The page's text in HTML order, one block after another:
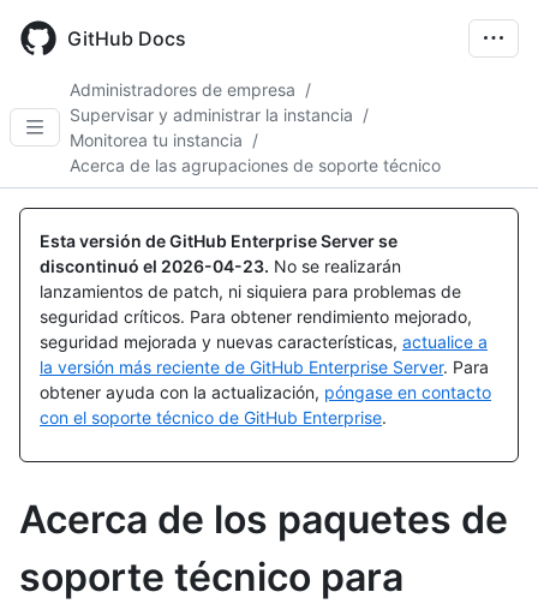
main
GitHub Docs
Administradores de empresa /
Supervisar y administrar la instancia /
Monitorea tu instancia /
Acerca de las agrupaciones de soporte técnico
Esta versión de GitHub Enterprise Server se
discontinuó el 2026-04-23. No se realizarán
lanzamientos de patch, ni siquiera para problemas de
seguridad críticos. Para obtener rendimiento mejorado,
seguridad mejorada y nuevas características, actualice a
la versión más reciente de GitHub Enterprise Server. Para
obtener ayuda con la actualización, póngase en contacto
con el soporte técnico de GitHub Enterprise.
Acerca de los paquetes de
soporte técnico para